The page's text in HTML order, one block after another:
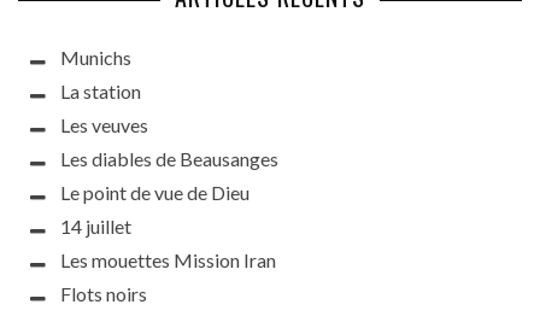
Munichs
La station
Les veuves
Les diables de Beausanges
Le point de vue de Dieu
14 juillet
Les mouettes Mission Iran
Flots noirs